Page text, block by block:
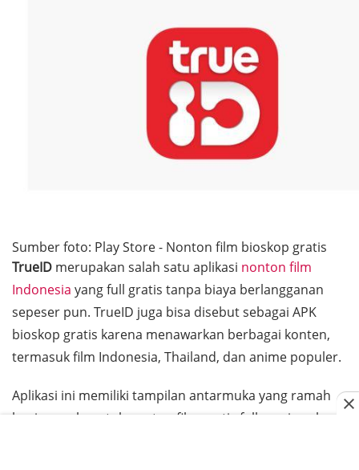
Sumber foto: Play Store - Nonton film bioskop gratis
TrueID merupakan salah satu aplikasi nonton film
Indonesia yang full gratis tanpa biaya berlangganan
sepeser pun. TrueID juga bisa disebut sebagai APK
bioskop gratis karena menawarkan berbagai konten,
termasuk film Indonesia, Thailand, dan anime populer.
Aplikasi ini memiliki tampilan antarmuka yang ramah
bagi pemula untuk nonton film gratis full movie sub